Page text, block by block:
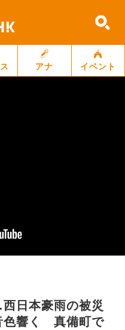
アナ イベント
日本豪雨の被災
色響く 真備町で